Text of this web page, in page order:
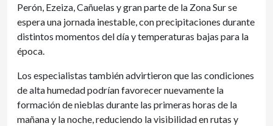
Perón, Ezeiza, Cañuelas y gran parte de la Zona Sur se
espera una jornada inestable, con precipitaciones durante
distintos momentos del día y temperaturas bajas para la
época.
Los especialistas también advirtieron que las condiciones
de alta humedad podrían favorecer nuevamente la
formación de nieblas durante las primeras horas de la
mañana y la noche, reduciendo la visibilidad en rutas y